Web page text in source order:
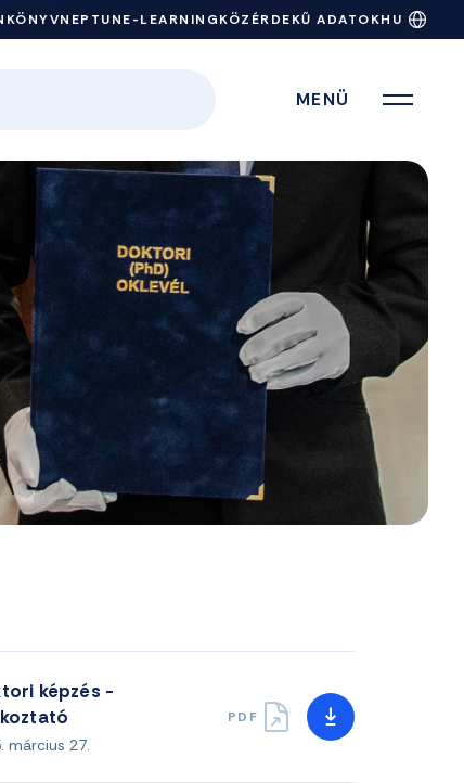
NEPTUNE-LEARNINGKÖZÉRDEKŰ ADATOKHU
MENÜ
képzés -
március 27.
PDF